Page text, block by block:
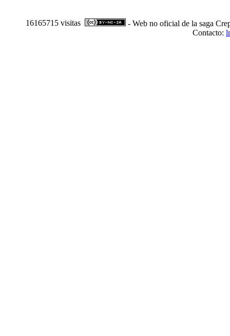
16165715 visitas
- Web no oficial de la saga
Contacto: